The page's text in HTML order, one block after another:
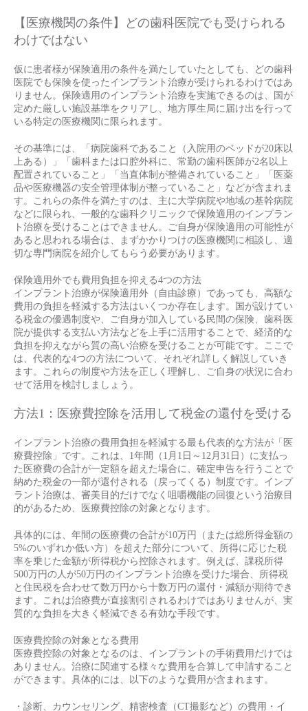
【医療機関の条件】どの歯科医院でも受けられる
わけではない
仮に患者様が保険適用の条件を満たしていたとしても、どの歯科
医院でも保険を使ったインプラント治療が受けられるわけではあ
りません。保険適用のインプラント治療を実施できるのは、国が
定めた厳しい施設基準をクリアし、地方厚生局に届け出を行って
いる特定の医療機関に限られます。
その基準には、「病院歯科であること（入院用のベッドが20床以
上ある）」「歯科または口腔外科に、常勤の歯科医師が2名以上
配置されていること」「当直体制が整備されていること」「医薬
品や医療機器の安全管理体制が整っていること」などが含まれま
す。これらの条件を満たすのは、主に大学病院や地域の基幹病院
などに限られ、一般的な歯科クリニックで保険適用のインプラン
ト治療を受けることはできません。ご自身が保険適用の可能性が
あると思われる場合は、まずかかりつけの医療機関に相談し、適
切な専門病院を紹介してもらう必要があります。
保険適用外でも費用負担を抑える4つの方法
インプラント治療が保険適用外（自由診療）であっても、高額な
費用の負担を軽減する方法はいくつか存在します。国が設けてい
る税金の優遇制度や、ご自身が加入している民間の保険、歯科医
院が提供する支払い方法などを上手に活用することで、経済的な
負担を抑えながら質の高い治療を受けることが可能です。ここで
は、代表的な4つの方法について、それぞれ詳しく解説していき
ます。これらの制度や方法を正しく理解し、ご自身の状況に合わ
せて活用を検討しましょう。
方法1：医療費控除を活用して税金の還付を受ける
インプラント治療の費用負担を軽減する最も代表的な方法が「医
療費控除」です。これは、1年間（1月1日～12月31日）に支払っ
た医療費の合計が一定額を超えた場合に、確定申告を行うことで
納めた税金の一部が還付される（戻ってくる）制度です。インプ
ラント治療は、審美目的だけでなく咀嚼機能の回復という治療目
的があるため、医療費控除の対象となります。
具体的には、年間の医療費の合計が10万円（または総所得金額の
5%のいずれか低い方）を超えた部分について、所得に応じた税
率を乗じた金額が所得税から控除されます。例えば、課税所得
500万円の人が50万円のインプラント治療を受けた場合、所得税
と住民税を合わせて数万円から十数万円の還付・減額が期待でき
ます。これは治療費が直接割引されるわけではありませんが、実
質的な負担を大きく軽減できる有効な手段です。
医療費控除の対象となる費用
医療費控除の対象となるのは、インプラントの手術費用だけでは
ありません。治療に関連する様々な費用を合算して申請すること
ができます。具体的には、以下のような費用が含まれます。
・診断、カウンセリング、精密検査（CT撮影など）の費用・イ